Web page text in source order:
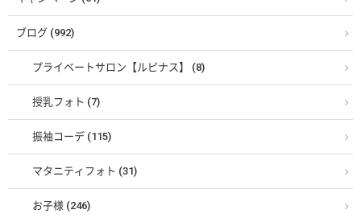
ブログ (992)
プライベートサロン【ルピナス】 (8)
授乳フォト (7)
振袖コーデ (115)
マタニティフォト (31)
お子様 (246)